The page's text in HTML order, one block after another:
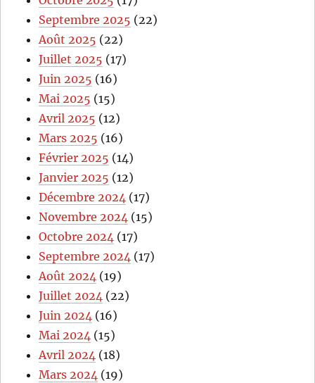
Septembre 2025 (22)
Août 2025 (22)
Juillet 2025 (17)
Juin 2025 (16)
Mai 2025 (15)
Avril 2025 (12)
Mars 2025 (16)
Février 2025 (14)
Janvier 2025 (12)
Décembre 2024 (17)
Novembre 2024 (15)
Octobre 2024 (17)
Septembre 2024 (17)
Août 2024 (19)
Juillet 2024 (22)
Juin 2024 (16)
Mai 2024 (15)
Avril 2024 (18)
Mars 2024 (19)